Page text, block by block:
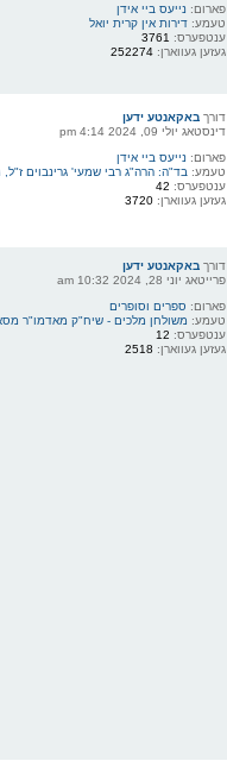
פארום: נייעס ביי אידן
טעמע:דירות אין קרית יואל
ענטפערס: 3761
געזען געווארן:252274
דורךבאקאנטע ידען
דינסטאג יולי 09, 2024 4:14 pm
פארום: נייעס ביי אידן
טעמע: בד"ה: הרה"ג רבי שמעי' גרינבוים
ענטפערס: 42
געזען געווארן:3720
דורךבאקאנטע ידען
פרייטאג יוני 28, 2024 10:32 am
פארום: ספרים וסופרים
טעמע: משולחן מלכים - שיח"ק מאדמו"ר
ענטפערס: 12
געזען געווארן: 2518